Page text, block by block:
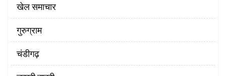
खेल समाचार
गुरुग्राम
चंडीगढ़